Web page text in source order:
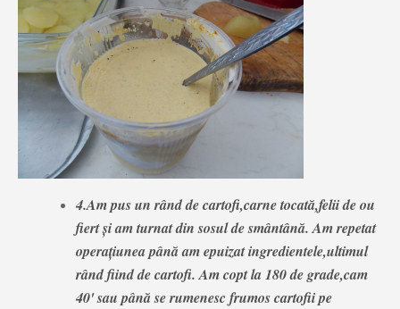
4.Am pus un rând de cartofi,carne tocată,felii de ou
fiert și am turnat din sosul de smântână. Am repetat
operațiunea până am epuizat ingredientele,ultimul
rând fiind de cartofi. Am copt la 180 de grade,cam
40' sau până se rumenesc frumos cartofii pe